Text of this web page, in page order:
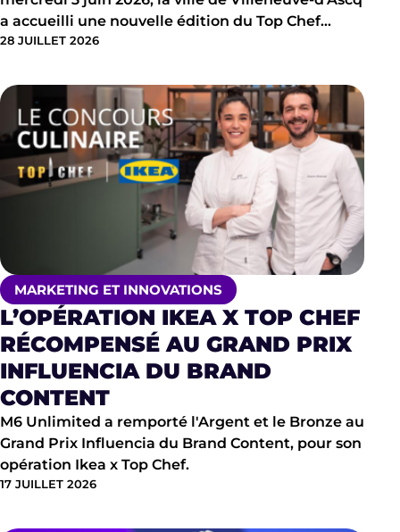
a accueilli une nouvelle édition du Top Chef…
28 JUILLET 2026
MARKETING ET INNOVATIONS
L’OPÉRATION IKEA X TOP CHEF
RÉCOMPENSÉ AU GRAND PRIX
INFLUENCIA DU BRAND
CONTENT
M6 Unlimited a remporté l'Argent et le Bronze au
Grand Prix Influencia du Brand Content, pour son
opération Ikea x Top Chef.
17 JUILLET 2026